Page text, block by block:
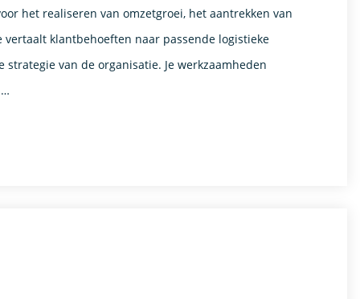
het realiseren van omzetgroei, het aantrekken van
klantbehoeften naar passende logistieke
van de organisatie. Je werkzaamheden